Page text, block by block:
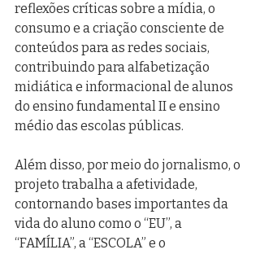
reflexões críticas sobre a mídia, o
consumo e a criação consciente de
conteúdos para as redes sociais,
contribuindo para alfabetização
midiática e informacional de alunos
do ensino fundamental II e ensino
médio das escolas públicas.
Além disso, por meio do jornalismo, o
projeto trabalha a afetividade,
contornando bases importantes da
vida do aluno como o “EU”, a
“FAMÍLIA”, a “ESCOLA” e o